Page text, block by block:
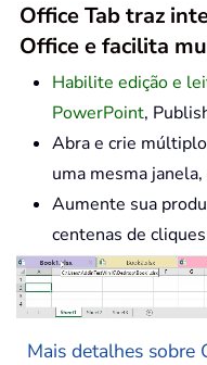
Office Tab traz
Office e facilita
Habilite edição e
PowerPoint,
Abra e crie
uma mesma
Aumente sua
centenas de
Mais detalhes sobre